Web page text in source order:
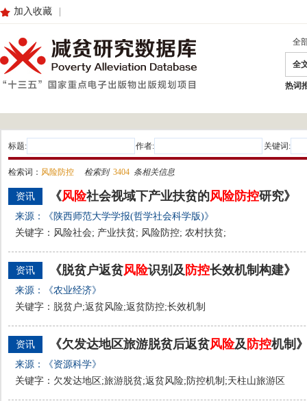
加入收藏
全
全
热词
标题: 作者: 关键词:
检索词： 风险防控 检索到 3404 条相关信息
资讯 《风险社会视域下产业扶贫的风险防控研究》
来源：《陕西师范大学学报(哲学社会科学版)》
关键字：风险社会; 产业扶贫; 风险防控; 农村扶贫;
资讯 《脱贫户返贫风险识别及 防控长效机制构建》
来源：《农业经济》
关键字：脱贫户;返贫风险;返贫防控;长效机制
资讯 《欠发达地区旅游脱贫后返贫风险及 防控机制
来源：《资源科学》
关键字：欠发达地区;旅游脱贫;返贫风险;防控机制;天柱山旅游区